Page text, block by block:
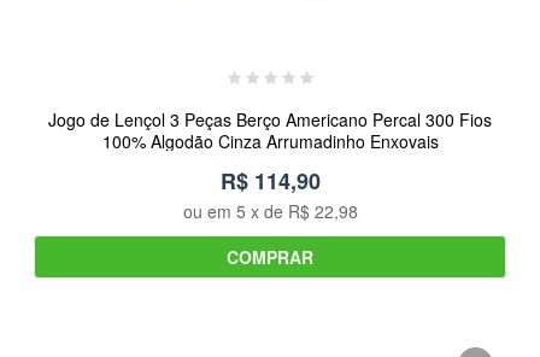
Jogo de Lençol 3 Peças Berço Americano Percal 300 Fios
100% Algodão Cinza Arrumadinho Enxovais
R$ 114,90
ou em 5 x de R$ 22,98
COMPRAR